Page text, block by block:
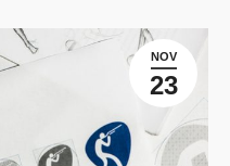
NOV
23